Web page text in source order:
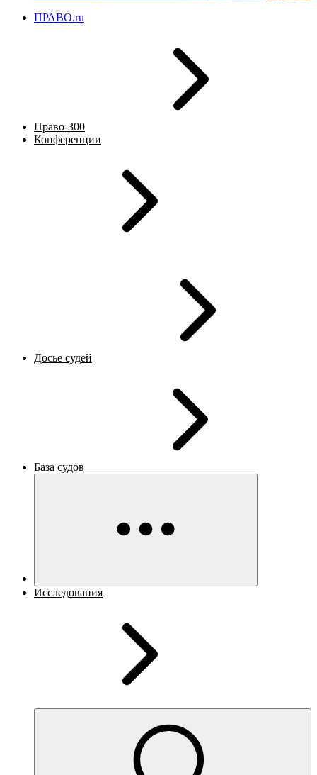
ПРАВО.ru
Право-300
Конференции
Досье судей
База судов
Исследования